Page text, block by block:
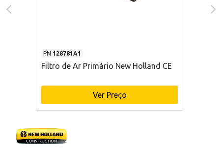
PN 128781A1
Filtro de Ar Primário New Holland CE
Ver Preço